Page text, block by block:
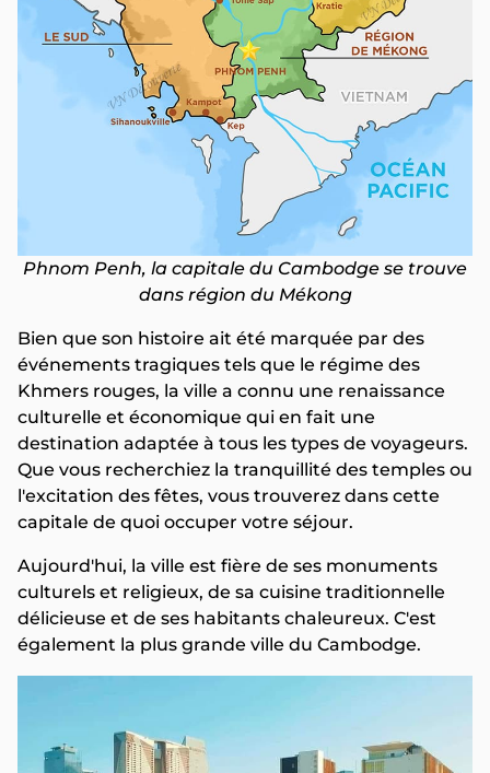
Phnom Penh, la capitale du Cambodge se trouve
dans région du Mékong
Bien que son histoire ait été marquée par des
événements tragiques tels que le régime des
Khmers rouges, la ville a connu une renaissance
culturelle et économique qui en fait une
destination adaptée à tous les types de voyageurs.
Que vous recherchiez la tranquillité des temples ou
l'excitation des fêtes, vous trouverez dans cette
capitale de quoi occuper votre séjour.
Aujourd'hui, la ville est fière de ses monuments
culturels et religieux, de sa cuisine traditionnelle
délicieuse et de ses habitants chaleureux. C'est
également la plus grande ville du Cambodge.